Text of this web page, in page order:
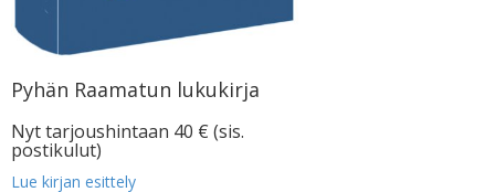
Pyhän Raamatun lukukirja
Nyt tarjoushintaan 40 € (sis.
postikulut)